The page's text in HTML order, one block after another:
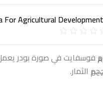
For Agricultural Development
فوسفايت في صورة بودر
الثمار.